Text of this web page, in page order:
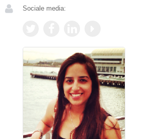
Sociale media: